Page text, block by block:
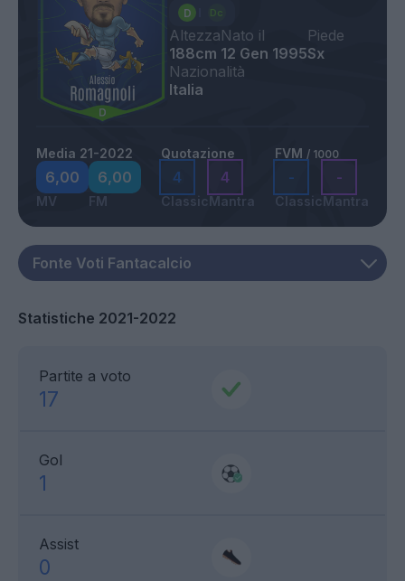
Altezza
188cm
Nato il
12 Gen 1995
Piede
Sx
Nazionalità
Italia
Media 21-2022
6,00
MV
6,00
FM
Quotazione
4
Classic
4
Mantra
FVM / 1000
-
Classic
-
Mantra
Statistiche 2021-2022
Partite a voto
17
Gol
1
Assist
0